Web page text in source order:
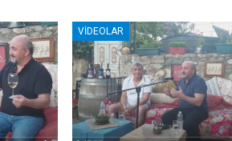
VIDEOLAR